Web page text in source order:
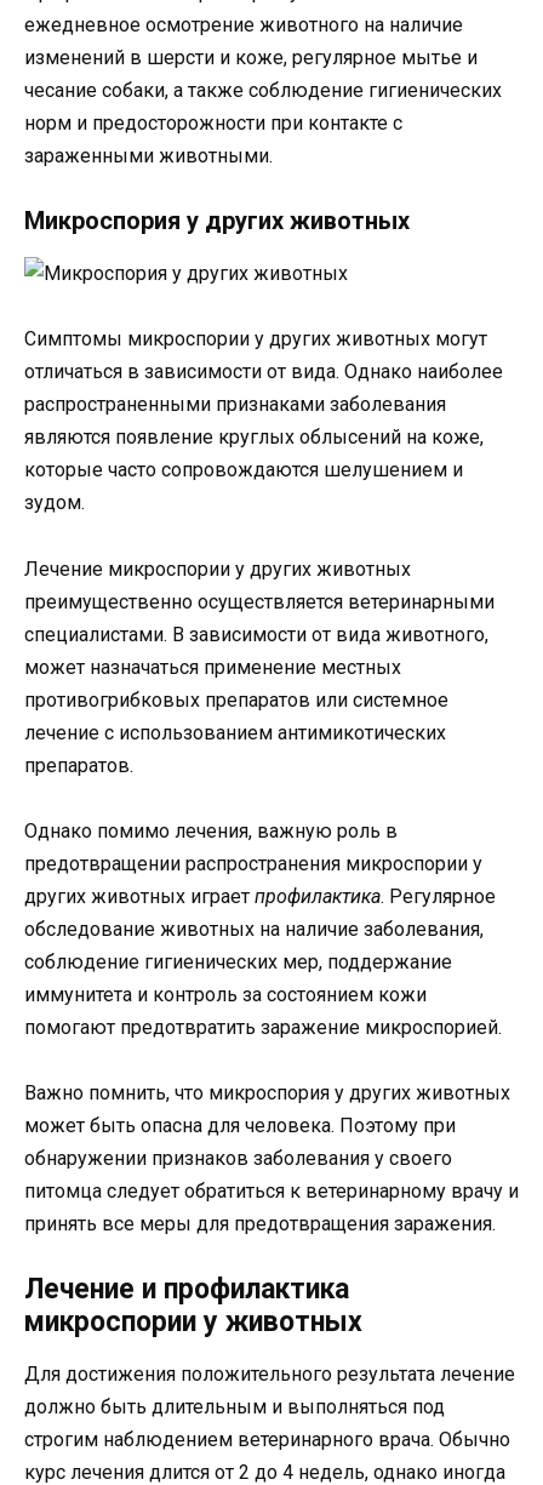
ежедневное осмотрение животного на наличие
изменений в шерсти и коже, регулярное мытье и
чесание собаки, а также соблюдение гигиенических
норм и предосторожности при контакте с
зараженными животными.
Микроспория у других животных
Симптомы микроспории у других животных могут
отличаться в зависимости от вида. Однако наиболее
распространенными признаками заболевания
являются появление круглых облысений на коже,
которые часто сопровождаются шелушением и
зудом.
Лечение микроспории у других животных
преимущественно осуществляется ветеринарными
специалистами. В зависимости от вида животного,
может назначаться применение местных
противогрибковых препаратов или системное
лечение с использованием антимикотических
препаратов.
Однако помимо лечения, важную роль в
предотвращении распространения микроспории у
других животных играет профилактика. Регулярное
обследование животных на наличие заболевания,
соблюдение гигиенических мер, поддержание
иммунитета и контроль за состоянием кожи
помогают предотвратить заражение микроспорией.
Важно помнить, что микроспория у других животных
может быть опасна для человека. Поэтому при
обнаружении признаков заболевания у своего
питомца следует обратиться к ветеринарному врачу и
принять все меры для предотвращения заражения.
Лечение и профилактика
микроспории у животных
Для достижения положительного результата лечение
должно быть длительным и выполняться под
строгим наблюдением ветеринарного врача. Обычно
курс лечения длится от 2 до 4 недель, однако иногда